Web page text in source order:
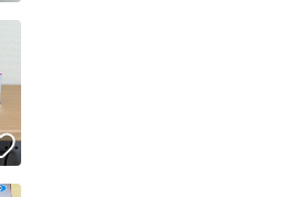
いいね！